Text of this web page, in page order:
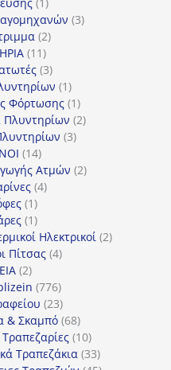
προϊόν
33
22
1111
προϊόντα
33
προϊόντα
11
προϊόν
Φόρτωσης 11
προϊόν
Πλυντηρίων 22
33
1414
προϊόντα
Ατμών 22
44
11
προϊόν
11
προϊόν
Ηλεκτρικοί 22
Πίτσας 44
22
προϊόντα
776776
προϊόντα
2323
προϊόντα
& Σκαμπό 6868
προϊόντα
1010
προϊόντα
Τραπεζάκια 3333